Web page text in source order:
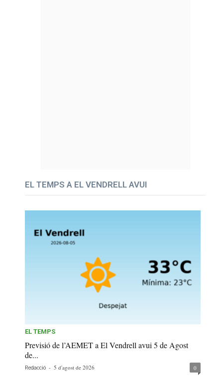
EL TEMPS A EL VENDRELL AVUI
EL TEMPS
Previsió de l’AEMET a El Vendrell avui 5 de Agost
de...
Redacció - 5 d'agost de 2026 0